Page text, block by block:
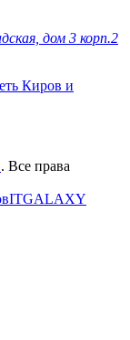
дом 3 корп.2
. Все права
ITGALAXY